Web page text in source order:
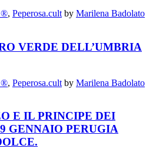
®, Peperosa.cult by Marilena Badolato
VERDE DELL’UMBRIA
®, Peperosa.cult by Marilena Badolato
E IL PRINCIPE DEI
GENNAIO PERUGIA